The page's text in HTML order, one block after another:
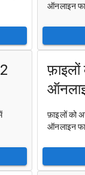
ऑनलाइन
फ़ाइलों को
ऑनलाइन